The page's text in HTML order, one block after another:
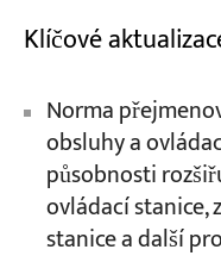
Klíčové
Norma
obsluhy a
působnosti
ovládací stanice,
stanice a další